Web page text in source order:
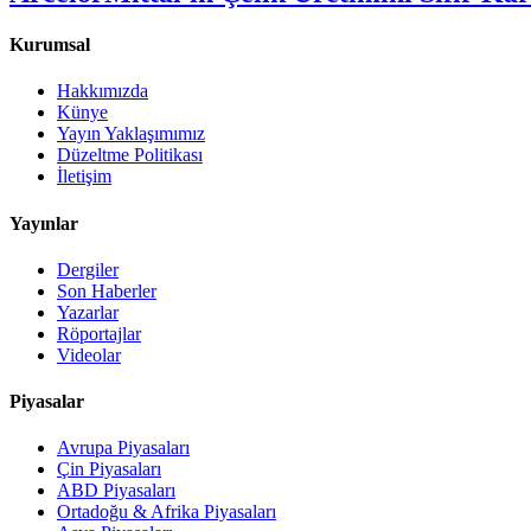
Kurumsal
Hakkımızda
Künye
Yayın Yaklaşımımız
Düzeltme Politikası
İletişim
Yayınlar
Dergiler
Son Haberler
Yazarlar
Röportajlar
Videolar
Piyasalar
Avrupa Piyasaları
Çin Piyasaları
ABD Piyasaları
Ortadoğu & Afrika Piyasaları